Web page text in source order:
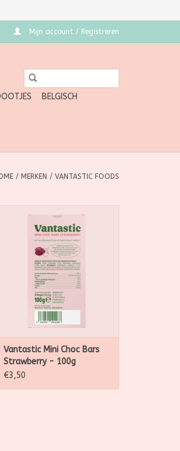
Mijn account / Registreren
BELGISCH
/ MERKEN / VANTASTIC FOODS
met aardbeienvulling.
Vantastic Mini Choc Bars
Strawberry - 100g
€3,50